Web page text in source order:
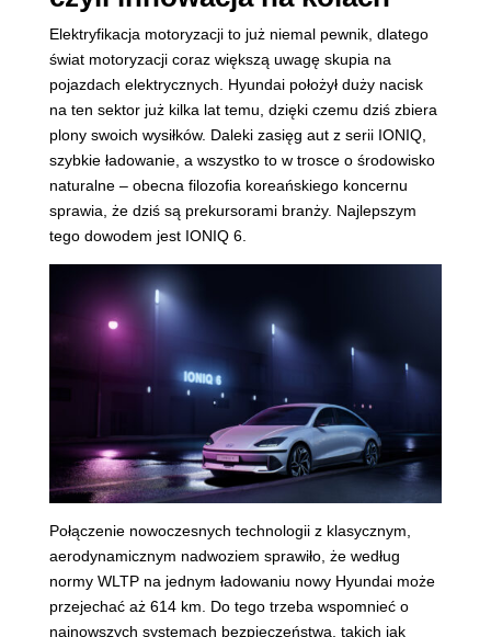
Elektryfikacja motoryzacji to już niemal pewnik, dlatego
świat motoryzacji coraz większą uwagę skupia na
pojazdach elektrycznych. Hyundai położył duży nacisk
na ten sektor już kilka lat temu, dzięki czemu dziś zbiera
plony swoich wysiłków. Daleki zasięg aut z serii IONIQ,
szybkie ładowanie, a wszystko to w trosce o środowisko
naturalne – obecna filozofia koreańskiego koncernu
sprawia, że dziś są prekursorami branży. Najlepszym
tego dowodem jest IONIQ 6.
Połączenie nowoczesnych technologii z klasycznym,
aerodynamicznym nadwoziem sprawiło, że według
normy WLTP na jednym ładowaniu nowy Hyundai może
przejechać aż 614 km. Do tego trzeba wspomnieć o
najnowszych systemach bezpieczeństwa, takich jak